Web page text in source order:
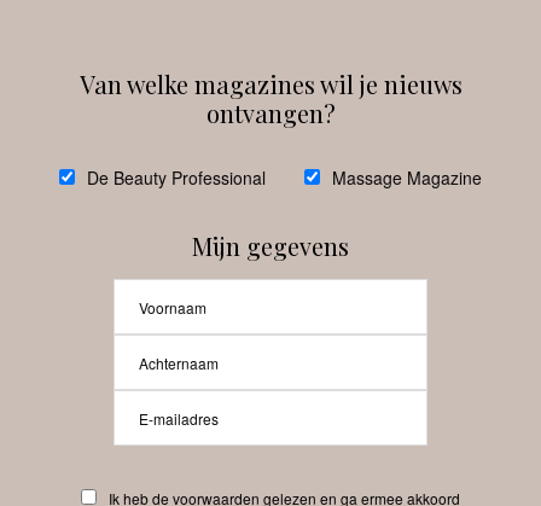
debeautyprofessional
Beauty-Pro.nl
Van welke magazines wil je nieuws
ontvangen?
De Beauty Professional Massage Magazine
Mijn gegevens
Ik heb de voorwaarden gelezen en ga ermee akkoord